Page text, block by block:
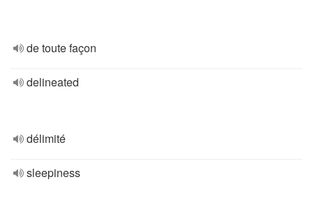
de toute façon
delineated
délimité
sleepiness